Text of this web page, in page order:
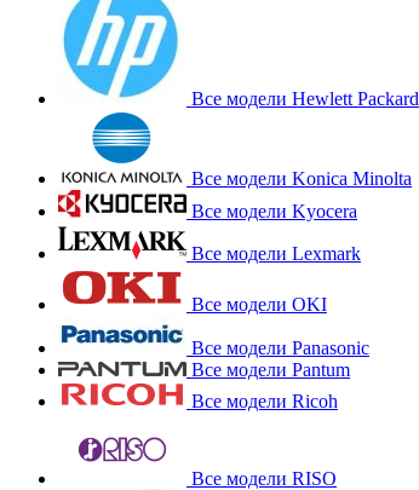
Все модели Hewlett Packard
Все модели Konica Minolta
Все модели Kyocera
Все модели Lexmark
Все модели OKI
Все модели Panasonic
Все модели Pantum
Все модели Ricoh
Все модели RISO